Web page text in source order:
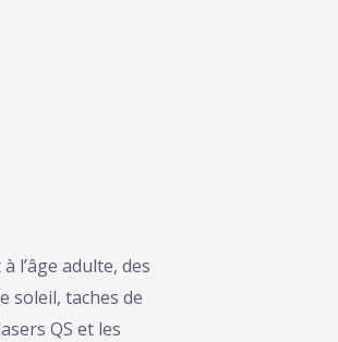
l’âge adulte, des
soleil, taches de
QS et les